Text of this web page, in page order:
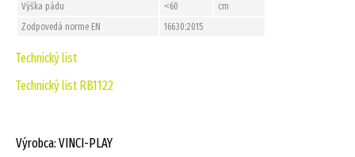
Výška pádu
˂60
cm
Zodpovedá norme EN
16630:2015
Technický list
Technický list RB1122
Výrobca: VINCI-PLAY